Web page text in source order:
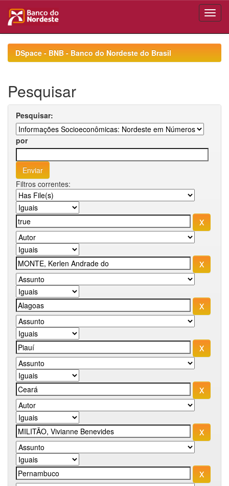
navigationDSpace - BNB - Banco do Nordeste do Brasil
Pesquisar
Pesquisar:
por
Filtros correntes: